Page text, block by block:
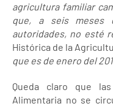
agricultura familiar
que, a seis meses
autoridades, no esté
Histórica de la
que es de enero del
Queda claro que
Alimentaria no se